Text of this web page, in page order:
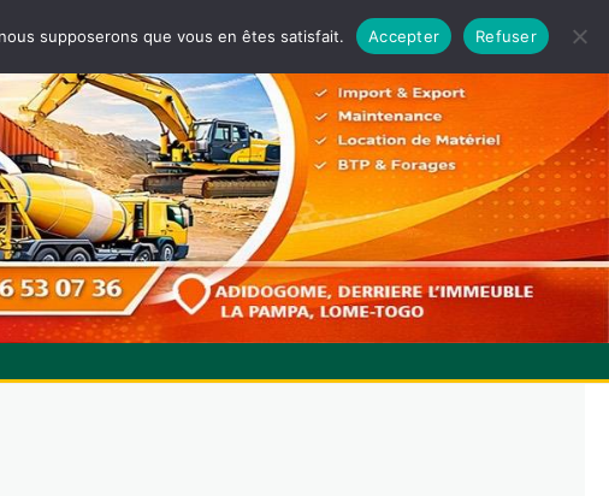
supposerons que vous en êtes satisfait. Accepter Refuser